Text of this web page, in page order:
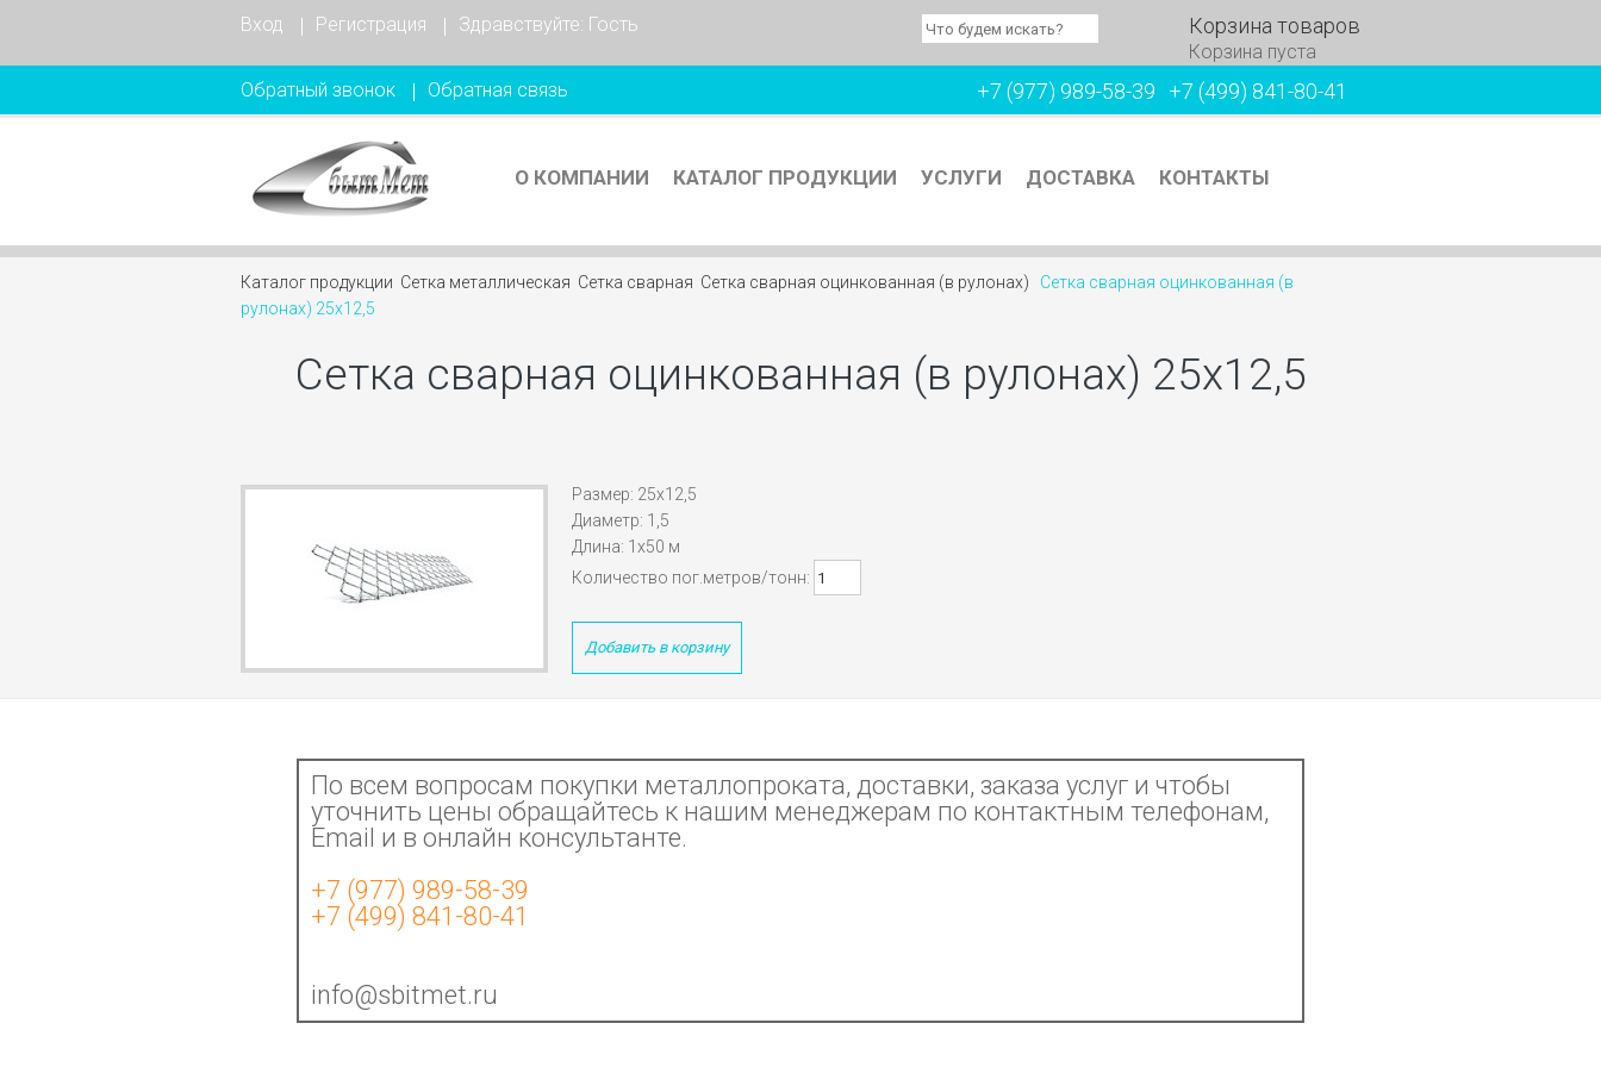
Вход Регистрация Здравствуйте: Гость Корзина товаров
Корзина пуста
Обратный звонок
Обратная связь +7 (977) 989-58-39 +7 (499) 841-80-41
О КОМПАНИИ КАТАЛОГ ПРОДУКЦИИ УСЛУГИ ДОСТАВКА КОНТАКТЫ
Каталог продукции Сетка металлическая Сетка сварная Сетка сварная оцинкованная (в рулонах)
Сетка сварная оцинкованная (в
рулонах) 25х12,5
Сетка сварная оцинкованная (в рулонах) 25х12,5
Размер: 25х12,5
Диаметр: 1,5
Длина: 1х50 м
Количество пог.метров/тонн:
Добавить в корзину
По всем вопросам покупки металлопроката, доставки, заказа услуг и чтобы
уточнить цены обращайтесь к нашим менеджерам по контактным телефонам,
Email и в онлайн консультанте.
+7 (977) 989-58-39
+7 (499) 841-80-41
info@sbitmet.ru